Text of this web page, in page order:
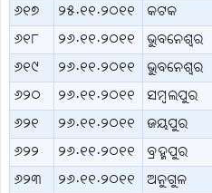
୬୧୭
୨୫.୧୧.୨୦୧୧ କଟକ
୬୧୮
୨୬.୧୧.୨୦୧୧ ଭୁବନେଶ୍ବର
୬୧୯
୨୬.୧୧.୨୦୧୧ ଭୁବନେଶ୍ବର
୬୨୦
୨୬.୧୧.୨୦୧୧ ସମ୍ବଲପୁର
୬୨୧
୨୬.୧୧.୨୦୧୧ ଜୟପୁର
୬୨୨
୨୬.୧୧.୨୦୧୧ ବ୍ରହ୍ମପୁର
୬୨୩
୨୬.୧୧.୨୦୧୧ ଅନୁଗୁଳ